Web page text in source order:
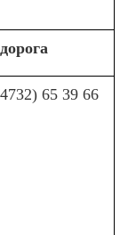
65 39 66